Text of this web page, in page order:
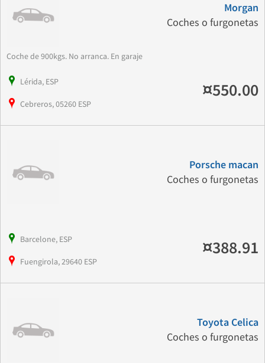
Morgan
Coches o furgonetas
Coche de 900kgs. No arranca. En garaje
Lérida, ESP
Cebreros, 05260 ESP
¤550.00
Porsche macan
Coches o furgonetas
Barcelone, ESP
Fuengirola, 29640 ESP
¤388.91
Toyota Celica
Coches o furgonetas